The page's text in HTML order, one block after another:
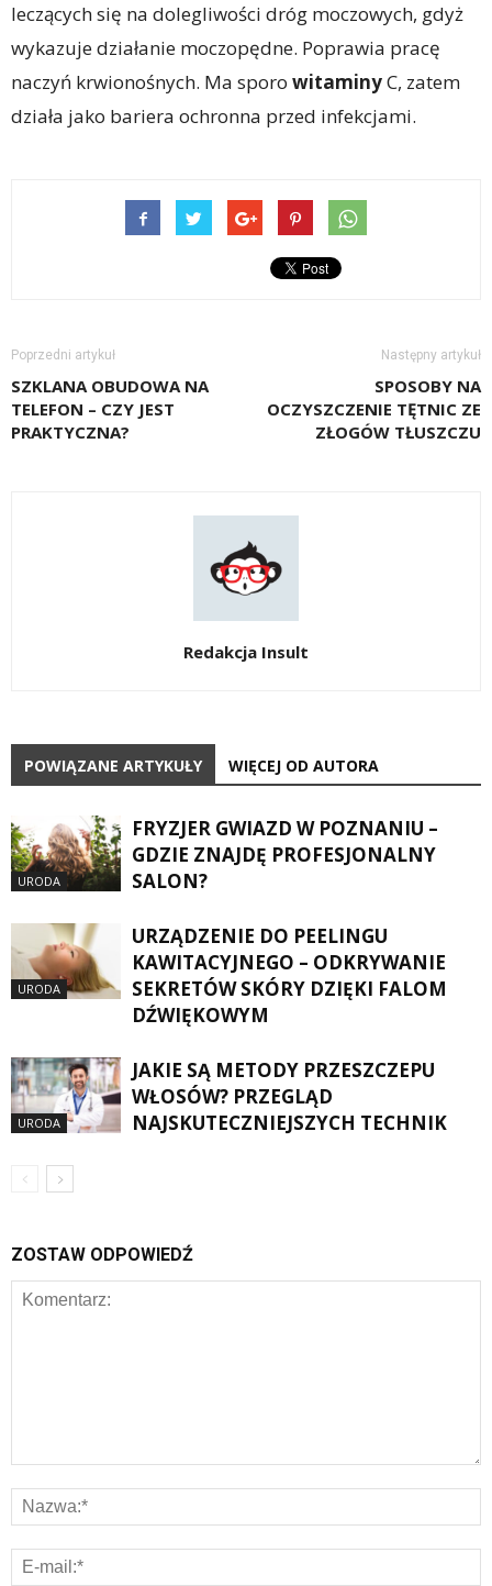
leczących się na dolegliwości dróg moczowych, gdyż
wykazuje działanie moczopędne. Poprawia pracę
naczyń krwionośnych. Ma sporo witaminyC, zatem
działa jako bariera ochronna przed infekcjami.
Poprzedni artykuł
SZKLANA OBUDOWA NA
TELEFON – CZY JEST
PRAKTYCZNA?
Następny artykuł
SPOSOBY NA
OCZYSZCZENIE TĘTNIC ZE
ZŁOGÓW TŁUSZCZU
Redakcja Insult
POWIĄZANE ARTYKUŁY WIĘCEJ OD AUTORA
URODA
FRYZJER GWIAZD W POZNANIU –
GDZIE ZNAJDĘ PROFESJONALNY
SALON?
URODA
URZĄDZENIE DO PEELINGU
KAWITACYJNEGO – ODKRYWANIE
SEKRETÓW SKÓRY DZIĘKI FALOM
DŹWIĘKOWYM
URODA
JAKIE SĄ METODY PRZESZCZEPU
WŁOSÓW? PRZEGLĄD
NAJSKUTECZNIEJSZYCH TECHNIK
ZOSTAW ODPOWIEDŹ